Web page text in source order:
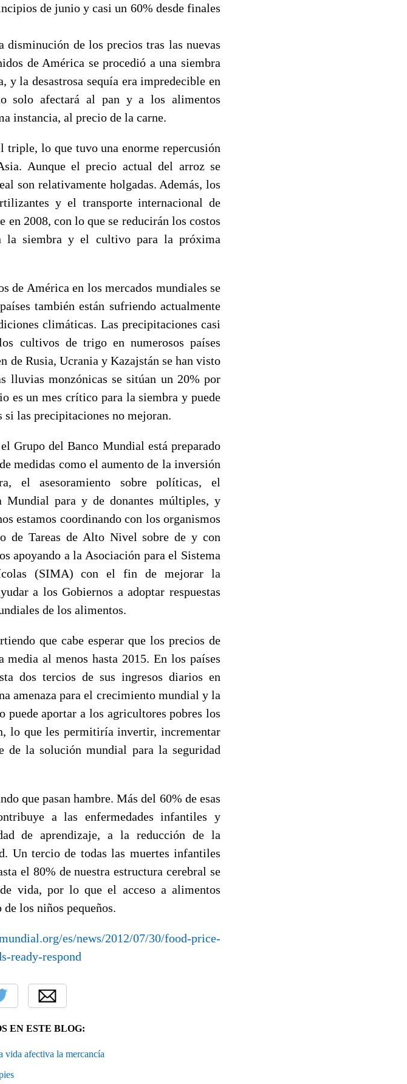
de junio y casi un 60% desde finales
disminución de los precios tras las nuevas
de América se procedió a una siembra
y la desastrosa sequía era impredecible en
solo afectará al pan y a los alimentos
instancia, al precio de la carne.
triple, lo que tuvo una enorme repercusión
Aunque el precio actual del arroz se
son relativamente holgadas. Además, los
y el transporte internacional de
en 2008, con lo que se reducirán los costos
la siembra y el cultivo para la próxima
de América en los mercados mundiales se
también están sufriendo actualmente
climáticas. Las precipitaciones casi
cultivos de trigo en numerosos países
de Rusia, Ucrania y Kazajstán se han visto
lluvias monzónicas se sitúan un 20% por
es un mes crítico para la siembra y puede
si las precipitaciones no mejoran.
Grupo del Banco Mundial está preparado
medidas como el aumento de la inversión
el asesoramiento sobre políticas, el
Mundial para y de donantes múltiples, y
estamos coordinando con los organismos
de Tareas de Alto Nivel sobre de y con
apoyando a la Asociación para el Sistema
(SIMA) con el fin de mejorar la
a los Gobiernos a adoptar respuestas
de los alimentos.
que cabe esperar que los precios de
media al menos hasta 2015. En los países
dos tercios de sus ingresos diarios en
amenaza para el crecimiento mundial y la
puede aportar a los agricultores pobres los
lo que les permitiría invertir, incrementar
de la solución mundial para la seguridad
que pasan hambre. Más del 60% de esas
a las enfermedades infantiles y
de aprendizaje, a la reducción de la
Un tercio de todas las muertes infantiles
el 80% de nuestra estructura cerebral se
vida, por lo que el acceso a alimentos
los niños pequeños.
es/news/2012/07/30/food-price-
ready-respond
EN ESTE BLOG:
vida afectiva la mercancía